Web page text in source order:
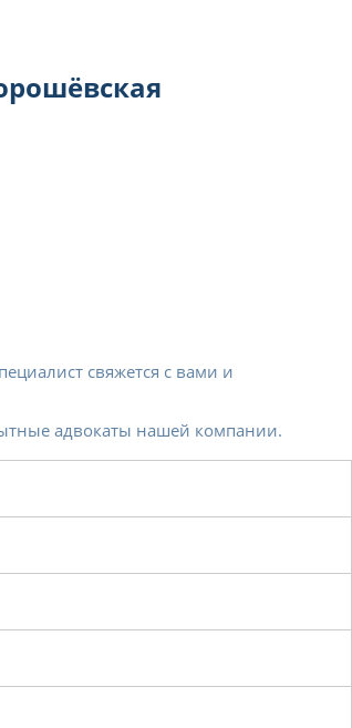
свяжется с вами и
адвокаты нашей компании.